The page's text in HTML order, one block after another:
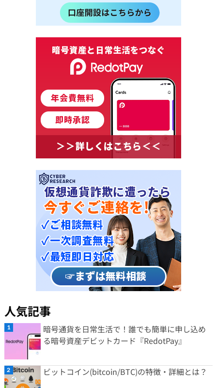
人気記事
暗号通貨を日常生活で！誰でも簡単に申し込め
る暗号資産デビットカード『RedotPay』
ビットコイン(bitcoin/BTC)の特徴・詳細とは？